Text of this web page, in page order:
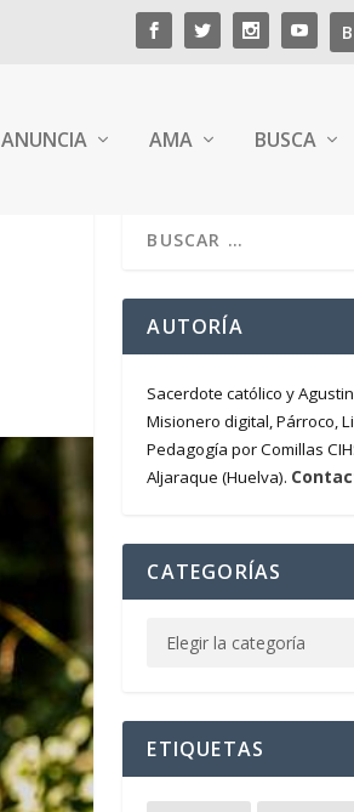
ANUNCIA AMA BUSCA
AUTORÍA
Sacerdote católico y
Misionero digital, Párroco,
Pedagogía por Comillas
Aljaraque (Huelva).
CATEGORÍAS
ETIQUETAS